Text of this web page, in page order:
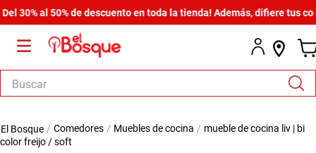
al 50% de descuento en toda la tienda! Además, difiere tus
Buscar
comedores muebles de cocina
mueble de cocina liv | bi
color freijo / soft
1.
salas